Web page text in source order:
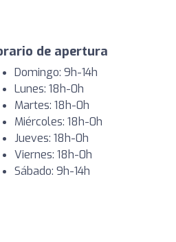
de apertura
Domingo: 9h-14h
Lunes: 18h-0h
Martes: 18h-0h
Miércoles: 18h-0h
Jueves: 18h-0h
Viernes: 18h-0h
Sábado: 9h-14h